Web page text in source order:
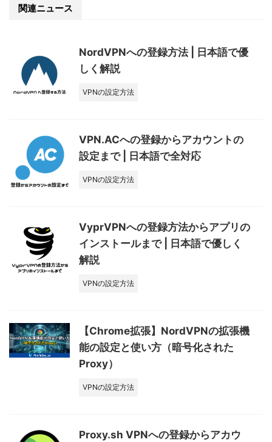
関連ニュース
NordVPNへの登録方法 | 日本語で優
しく解説
VPNの設定方法
VPN.ACへの登録からアカウントの
設定まで | 日本語で全対応
VPNの設定方法
VyprVPNへの登録方法からアプリの
インストールまで | 日本語で優しく
解説
VPNの設定方法
【Chrome拡張】NordVPNの拡張機
能の設定と使い方（暗号化された
Proxy）
VPNの設定方法
Proxy.sh VPNへの登録からアカウ